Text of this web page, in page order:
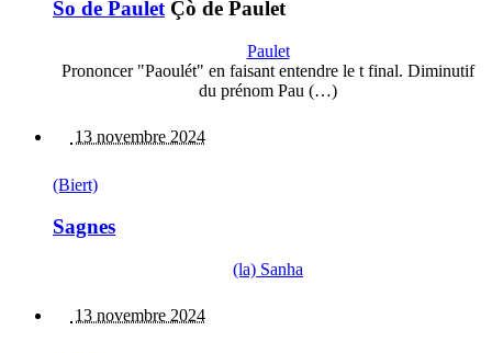
So de Paulet Çò de Paulet
Paulet
Prononcer "Paoulét" en faisant entendre le t final. Diminutif
du prénom Pau (…)
13 novembre 2024
(Biert)
Sagnes
(la) Sanha
13 novembre 2024